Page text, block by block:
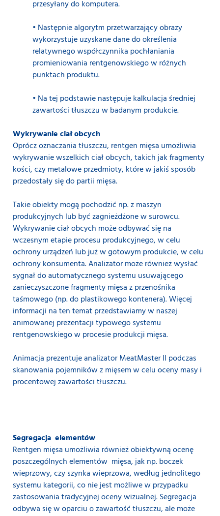
przesyłany do komputera.
• Następnie algorytm przetwarzający obrazy
wykorzystuje uzyskane dane do określenia
relatywnego współczynnika pochłaniania
promieniowania rentgenowskiego w różnych
punktach produktu.
• Na tej podstawie następuje kalkulacja średniej
zawartości tłuszczu w badanym produkcie.
Wykrywanie ciał obcych
Oprócz oznaczania tłuszczu, rentgen mięsa umożliwia
wykrywanie wszelkich ciał obcych, takich jak fragmenty
kości, czy metalowe przedmioty, które w jakiś sposób
przedostały się do partii mięsa.
Takie obiekty mogą pochodzić np. z maszyn
produkcyjnych lub być zagnieżdżone w surowcu.
Wykrywanie ciał obcych może odbywać się na
wczesnym etapie procesu produkcyjnego, w celu
ochrony urządzeń lub już w gotowym produkcie, w celu
ochrony konsumenta. Analizator może również wysłać
sygnał do automatycznego systemu usuwającego
zanieczyszczone fragmenty mięsa z przenośnika
taśmowego (np. do plastikowego kontenera). Więcej
informacji na ten temat przedstawiamy w naszej
animowanej prezentacji typowego systemu
rentgenowskiego w procesie produkcji mięsa.
Animacja prezentuje analizator MeatMaster II podczas
skanowania pojemników z mięsem w celu oceny masy i
procentowej zawartości tłuszczu.
Segregacja elementów
Rentgen mięsa umożliwia również obiektywną ocenę
poszczególnych elementów mięsa, jak np. boczek
wieprzowy, czy szynka wieprzowa, według jednolitego
systemu kategorii, co nie jest możliwe w przypadku
zastosowania tradycyjnej oceny wizualnej. Segregacja
odbywa się w oparciu o zawartość tłuszczu, ale może